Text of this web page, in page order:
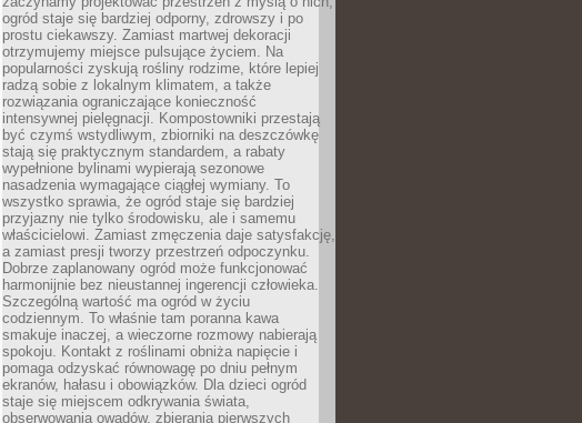
ogród staje się bardziej odporny, zdrowszy i po
prostu ciekawszy. Zamiast martwej dekoracji
otrzymujemy miejsce pulsujące życiem. Na
popularności zyskują rośliny rodzime, które lepiej
radzą sobie z lokalnym klimatem, a także
rozwiązania ograniczające konieczność
intensywnej pielęgnacji. Kompostowniki przestają
być czymś wstydliwym, zbiorniki na deszczówkę
stają się praktycznym standardem, a rabaty
wypełnione bylinami wypierają sezonowe
nasadzenia wymagające ciągłej wymiany. To
wszystko sprawia, że ogród staje się bardziej
przyjazny nie tylko środowisku, ale i samemu
właścicielowi. Zamiast zmęczenia daje satysfakcję,
a zamiast presji tworzy przestrzeń odpoczynku.
Dobrze zaplanowany ogród może funkcjonować
harmonijnie bez nieustannej ingerencji człowieka.
Szczególną wartość ma ogród w życiu
codziennym. To właśnie tam poranna kawa
smakuje inaczej, a wieczorne rozmowy nabierają
spokoju. Kontakt z roślinami obniża napięcie i
pomaga odzyskać równowagę po dniu pełnym
ekranów, hałasu i obowiązków. Dla dzieci ogród
staje się miejscem odkrywania świata,
obserwowania owadów, zbierania pierwszych